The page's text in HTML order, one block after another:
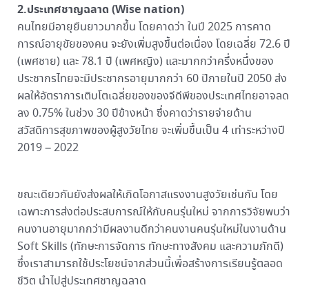
2.ประเทศชาญฉลาด (Wise nation)
คนไทยมีอายุยืนยาวมากขึ้น โดยคาดว่า ในปี 2025 การคาด
การณ์อายุขัยของคน จะยังเพิ่มสูงขึ้นต่อเนื่อง โดยเฉลี่ย 72.6 ปี
(เพศชาย) และ 78.1 ปี (เพศหญิง) และมากกว่าครึ่งหนึ่งของ
ประชากรไทยจะมีประชากรอายุมากกว่า 60 ปีภายในปี 2050 ส่ง
ผลให้อัตราการเติบโตเฉลี่ยของของจีดีพีของประเทศไทยอาจลด
ลง 0.75% ในช่วง 30 ปีข้างหน้า ซึ่งคาดว่ารายจ่ายด้าน
สวัสดิการสุขภาพของผู้สูงวัยไทย จะเพิ่มขึ้นเป็น 4 เท่าระหว่างปี
2019 – 2022
ขณะเดียวกันยังส่งผลให้เกิดโอกาสแรงงานสูงวัยเช่นกัน โดย
เฉพาะการส่งต่อประสบการณ์ให้กับคนรุ่นใหม่ จากการวิจัยพบว่า
คนงานอายุมากกว่ามีผลงานดีกว่าคนงานคนรุ่นใหม่ในงานด้าน
Soft Skills (ทักษะการจัดการ ทักษะทางสังคม และความภักดี)
ซึ่งเราสามารถใช้ประโยชน์จากส่วนนี้เพื่อสร้างการเรียนรู้ตลอด
ชีวิต นำไปสู่ประเทศชาญฉลาด